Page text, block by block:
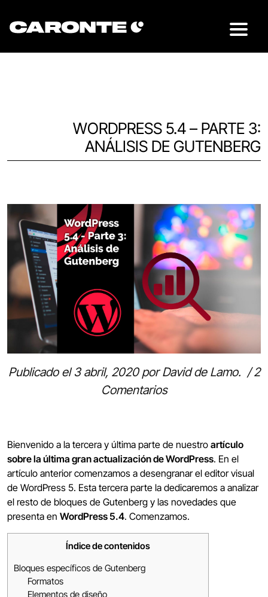
WORDPRESS 5.4 – PARTE 3:
ANÁLISIS DE GUTENBERG
Publicado el3 abril, 2020porDavid de Lamo. /2
Comentarios
Bienvenido a la tercera y última parte de nuestro artículo
sobre la última gran actualización de WordPress. En el
artículo anterior comenzamos a desengranar el editor visual
de WordPress 5. Esta tercera parte la dedicaremos a analizar
el resto de bloques de Gutenberg y las novedades que
presenta en WordPress 5.4. Comenzamos.
Índice de contenidos
Bloques específicos de Gutenberg
Formatos
Elementos de diseño